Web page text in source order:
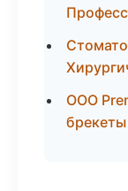
ООО
брекеты